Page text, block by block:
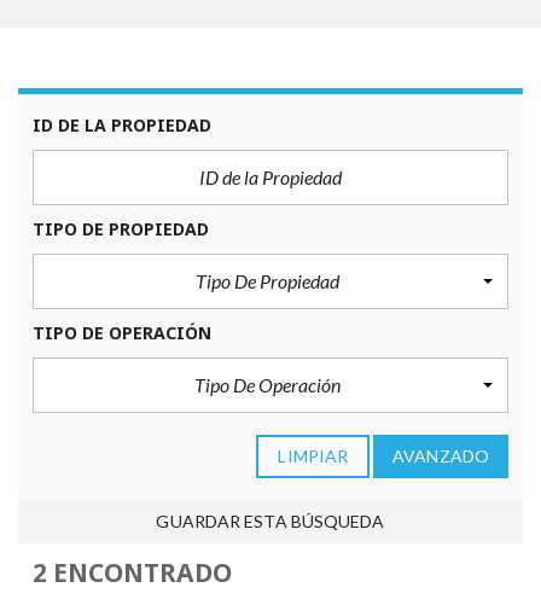
ID DE LA PROPIEDAD
TIPO DE PROPIEDAD
Tipo De Propiedad
TIPO DE OPERACIÓN
Tipo De Operación
LIMPIAR AVANZADO
GUARDAR ESTA BÚSQUEDA
2 ENCONTRADO